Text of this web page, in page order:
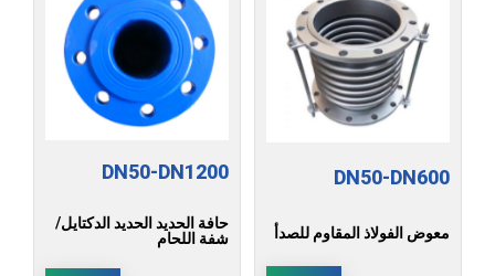
DN50-DN600
معوض الفولاذ المقاوم للصدأ
DN50-DN1200
حافة الحديد الحديد الدكتايل/
شفة اللحام